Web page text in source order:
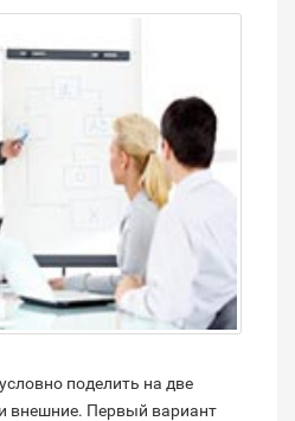
поделить на две
внешние. Первый вариант